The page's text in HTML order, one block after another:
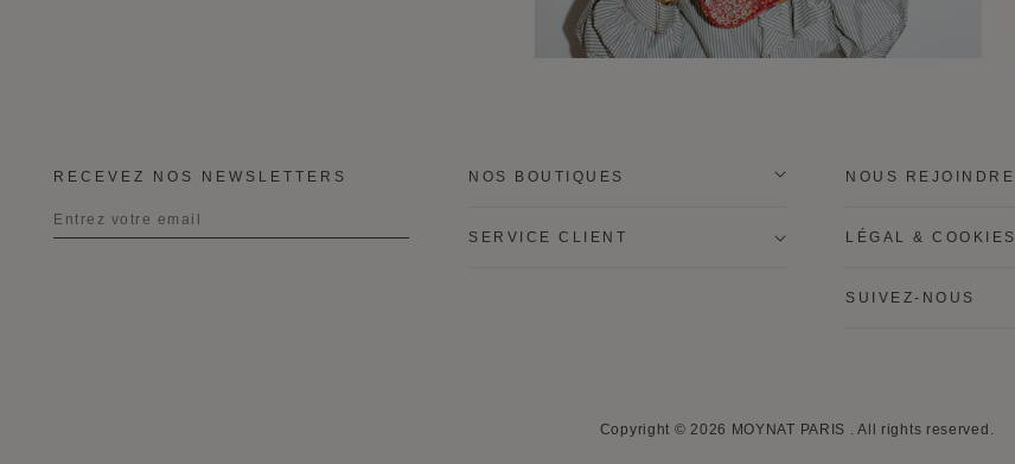
RECEVEZ NOS NEWSLETTERS NOS BOUTIQUES
SERVICE CLIENT
NOUS REJOINDRE
LÉGAL & COOKIES
SUIVEZ-NOUS
Copyright © 2026 MOYNAT PARIS .All rights reserved.